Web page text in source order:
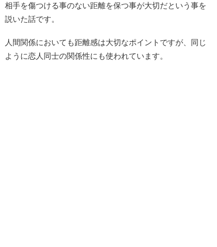
相手を傷つける事のない距離を保つ事が大切だという事を
説いた話です。
人間関係においても距離感は大切なポイントですが、同じ
ように恋人同士の関係性にも使われています。